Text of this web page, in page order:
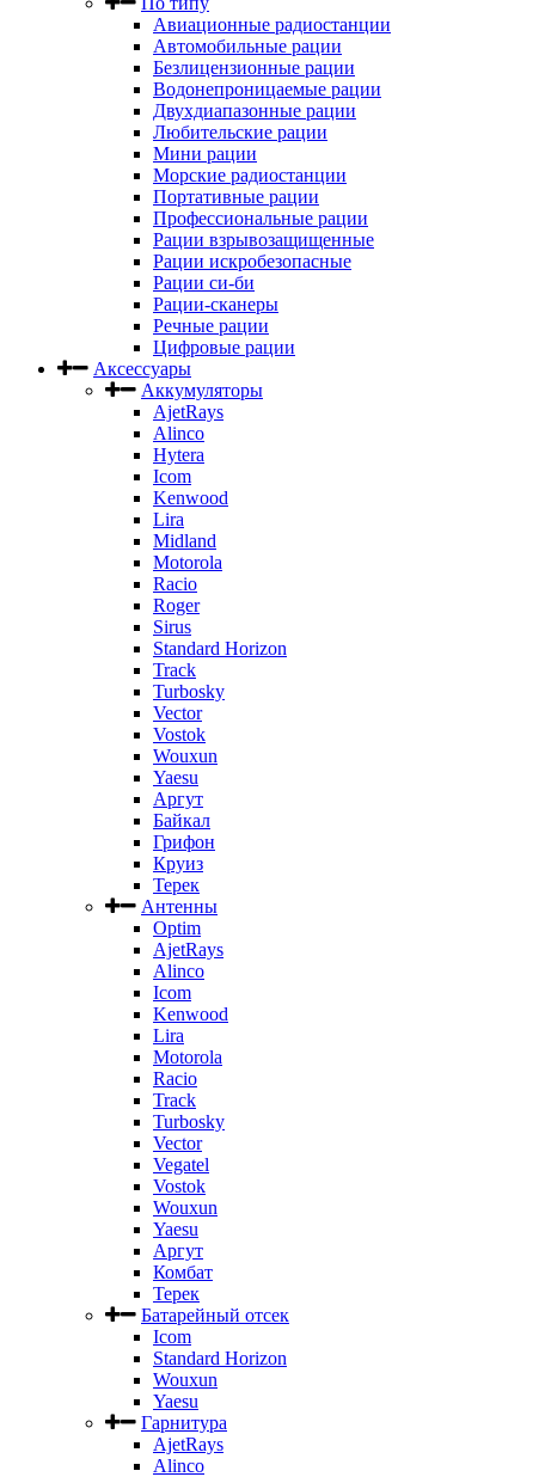
Авиационные радиостанции
Автомобильные рации
Безлицензионные рации
Водонепроницаемые рации
Двухдиапазонные рации
Любительские рации
Мини рации
Морские радиостанции
Портативные рации
Профессиональные рации
Рации взрывозащищенные
Рации искробезопасные
Рации си-би
Рации-сканеры
Речные рации
Цифровые рации
Аксессуары
Аккумуляторы
AjetRays
Alinco
Hytera
Icom
Kenwood
Lira
Midland
Motorola
Racio
Roger
Sirus
Standard Horizon
Track
Turbosky
Vector
Vostok
Wouxun
Yaesu
Аргут
Байкал
Грифон
Круиз
Терек
Антенны
Optim
AjetRays
Alinco
Icom
Kenwood
Lira
Motorola
Racio
Track
Turbosky
Vector
Vegatel
Vostok
Wouxun
Yaesu
Аргут
Комбат
Терек
Батарейный отсек
Icom
Standard Horizon
Wouxun
Yaesu
Гарнитура
AjetRays
Alinco